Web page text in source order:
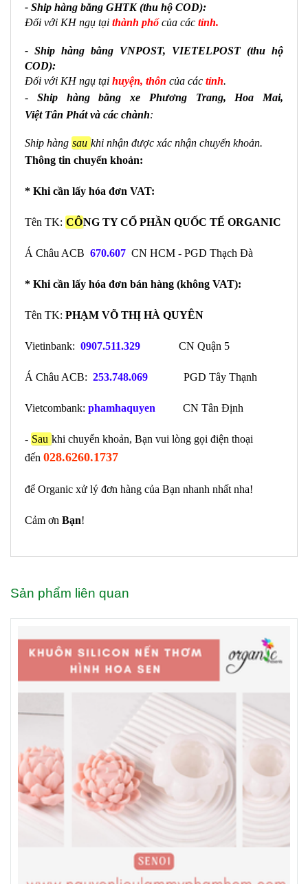
- Ship hàng bằng GHTK (thu hộ COD):
Đối với KH ngụ tại thành phốcủa các tỉnh.
- Ship hàng bằng VNPOST, VIETELPOST (thu hộ
COD):
Đối với KH ngụ tại huyện, thôn của các tỉnh.
- Ship hàng bằng xe Phương Trang, Hoa Mai,
Việt Tân Phát và các chành:
Ship hàng sau khi nhận được xác nhận chuyển khoản.
Thông tin chuyển khoản:
* Khi cần lấy hóa đơn VAT:
Tên TK: CÔNG TY CỔ PHẦN QUỐC TẾ ORGANIC
Á Châu ACB 670.607 CN HCM - PGD Thạch Đà
* Khi cần lấy hóa đơn bán hàng (không VAT):
Tên TK: PHẠM VÕ THỊ HÀ QUYÊN
Vietinbank: 0907.511.329 CN Quận 5
Á Châu ACB: 253.748.069 PGD Tây Thạnh
Vietcombank: phamhaquyen CN Tân Định
- Sau khi chuyển khoản, Bạn vui lòng gọi điện thoại
đến 028.6260.1737
để Organic xử lý đơn hàng của Bạn nhanh nhất nha!
Cảm ơn Bạn!
Sản phẩm liên quan